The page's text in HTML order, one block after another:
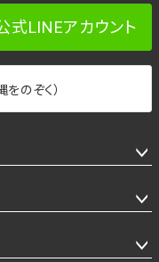
式LINEアカウント
をのぞく）